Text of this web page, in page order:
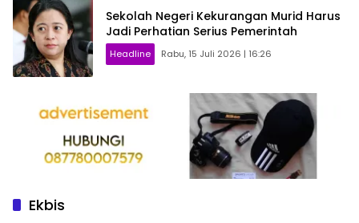
Sekolah Negeri Kekurangan Murid Harus
Jadi Perhatian Serius Pemerintah
Headline Rabu, 15 Juli 2026 | 16:26
Ekbis